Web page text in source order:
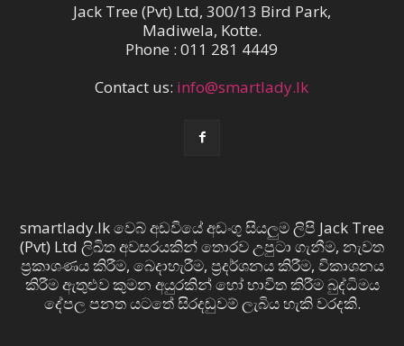
Jack Tree (Pvt) Ltd, 300/13 Bird Park,
Madiwela, Kotte.
Phone : 011 281 4449
Contact us: info@smartlady.lk
smartlady.lk වෙබ් අඩවියේ අඩංගු සියලුම ලිපි Jack Tree
(Pvt) Ltd ලිඛිත අවසරයකින් තොරව උපුටා ගැනීම, නැවත
ප්‍රකාශණය කිරීම, බෙදාහැරීම, ප්‍රදර්ශනය කිරීම, විකාශනය
කිරීම ඇතුළුව කුමන අයුරකින් හෝ භාවිත කිරීම බුද්ධිමය
දේපල පනත යටතේ සිරදඬුවම් ලැබිය හැකි වරදකි.